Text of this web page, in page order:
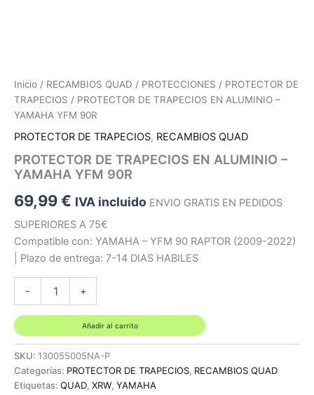
Inicio / RECAMBIOS QUAD / PROTECCIONES / PROTECTOR DE
TRAPECIOS / PROTECTOR DE TRAPECIOS EN ALUMINIO –
YAMAHA YFM 90R
PROTECTOR DE TRAPECIOS, RECAMBIOS QUAD
PROTECTOR DE TRAPECIOS EN ALUMINIO –
YAMAHA YFM 90R
69,99€ IVA incluido ENVIO GRATIS EN PEDIDOS
SUPERIORES A 75€
Compatible con: YAMAHA – YFM 90 RAPTOR (2009-2022)
| Plazo de entrega: 7-14 DIAS HABILES
-
EN
ALUMINIO
-
YAMAHA
YFM
+
Añadir al carrito
SKU: 130055005NA-P
Categorías: PROTECTOR DE TRAPECIOS, RECAMBIOS QUAD
Etiquetas: QUAD, XRW, YAMAHA